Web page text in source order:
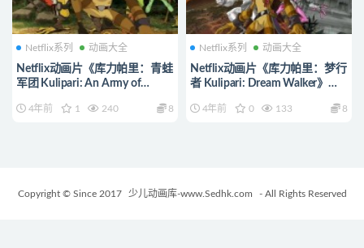
Netflix系列 动画大全
Netflix动画片《库力帕里：青蛙
军团 Kulipari: An Army of
语五字 1080P/MP4/20.5G 动画
4年前 1 240 8
Netflix系列 动画大全
Netflix动画片《库力帕里：梦行
者 Kulipari: Dream Walker》全
双字 1080P/MP4/15.3G 动画片
4年前 0 133 8
Copyright © Since 2017 少儿动画库-www.Sedhk.com - All Rights Reserved